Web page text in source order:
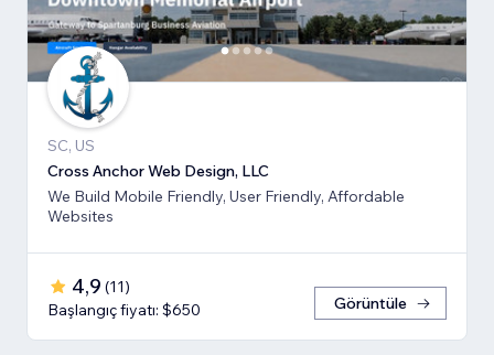
SC, US
Cross Anchor Web Design, LLC
We Build Mobile Friendly, User Friendly, Affordable
Websites
4,9 (11)
Başlangıç fiyatı: $650
Görüntüle